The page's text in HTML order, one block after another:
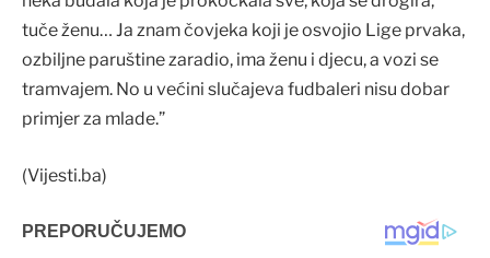
tuče ženu… Ja znam čovjeka koji je osvojio Lige prvaka,
ozbiljne paruštine zaradio, ima ženu i djecu, a vozi se
tramvajem. No u većini slučajeva fudbaleri nisu dobar
primjer za mlade.”
(Vijesti.ba)